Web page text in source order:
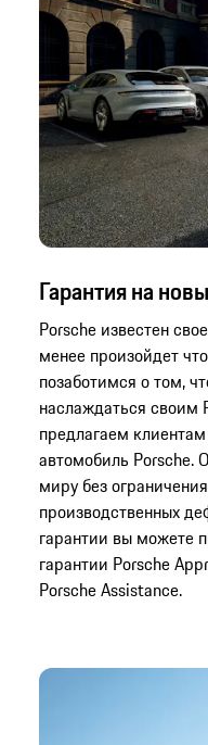
Гарантия на
Porsche известен
менее произойдет
позаботимся о том,
наслаждаться своим
предлагаем
автомобиль Porsche.
миру без
производственных
гарантии вы можете
гарантии Porsche
Porsche Assistance.